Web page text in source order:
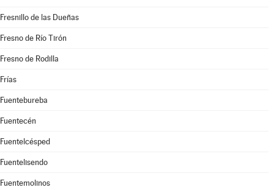
Fresnillo de las Dueñas
Fresno de Río Tirón
Fresno de Rodilla
Frías
Fuentebureba
Fuentecén
Fuentelcésped
Fuentelisendo
Fuentemolinos